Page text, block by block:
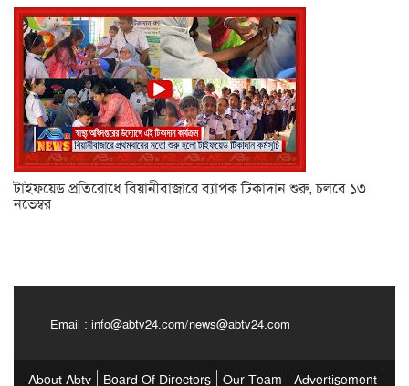
টাইফয়েড প্রতিরোধে বিয়ানীবাজারে ব্যাপক টিকাদান শুরু, চলবে ১৩
নভেম্বর
Email : info@abtv24.com/news@abtv24.com
About Abtv Board Of Directors Our Team Advertisement